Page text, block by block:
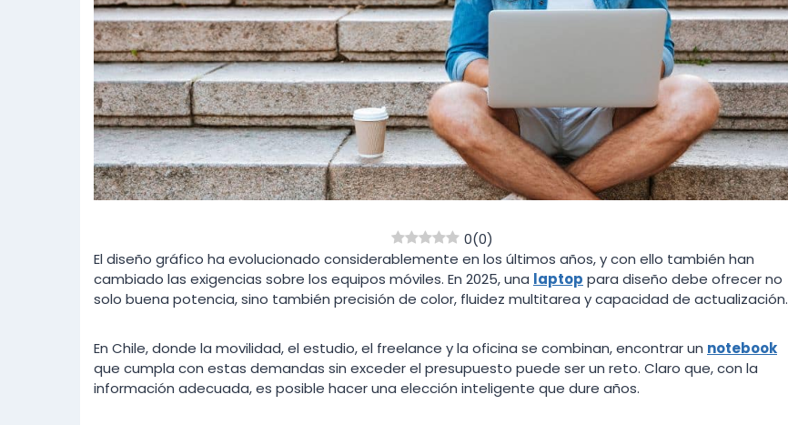
0(0)
El diseño gráfico ha evolucionado considerablemente en los últimos años, y con ello también han
cambiado las exigencias sobre los equipos móviles. En 2025, una laptop para diseño debe ofrecer no
solo buena potencia, sino también precisión de color, fluidez multitarea y capacidad de actualización.
En Chile, donde la movilidad, el estudio, el freelance y la oficina se combinan, encontrar un notebook
que cumpla con estas demandas sin exceder el presupuesto puede ser un reto. Claro que, con la
información adecuada, es posible hacer una elección inteligente que dure años.